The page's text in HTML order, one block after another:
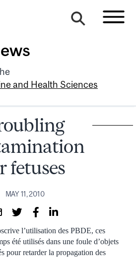
and Health Sciences
fetuses
MAY 11, 2010
l’utilisation des PBDE, ces
été utilisés dans une foule d’objets
pour retarder la propagation des